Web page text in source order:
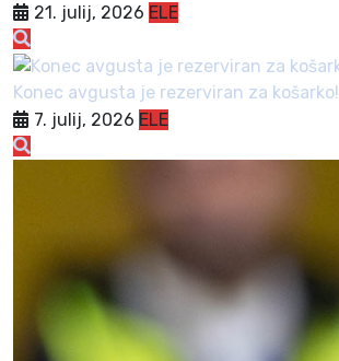
21. julij, 2026 ELE
Konec avgusta je rezerviran za košarko!
7. julij, 2026 ELE